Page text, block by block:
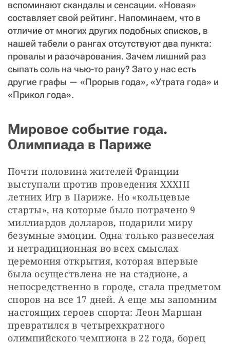
вспоминают скандалы и сенсации. «Новая»
составляет свой рейтинг. Напоминаем, что в
отличие от многих других подобных списков, в
нашей табели о рангах отсутствуют два пункта:
провалы и разочарования. Зачем лишний раз
сыпать соль на чью-то рану? Зато у нас есть
другие графы — «Прорыв года», «Утрата года» и
«Прикол года».
Мировое событие года.
Олимпиада в Париже
Почти половина жителей Франции
выступали против проведения XXXIII
летних Игр в Париже. Но «кольцевые
старты», на которые было потрачено 9
миллиардов долларов, подарили миру
безумные эмоции. Одна только развеселая
и нетрадиционная во всех смыслах
церемония открытия, которая впервые
была осуществлена не на стадионе, а
непосредственно в городе, стала предметом
споров на все 17 дней. А еще мы запомним
настоящих героев спорта: Леон Маршан
превратился в четырехкратного
олимпийского чемпиона в 22 года, борец